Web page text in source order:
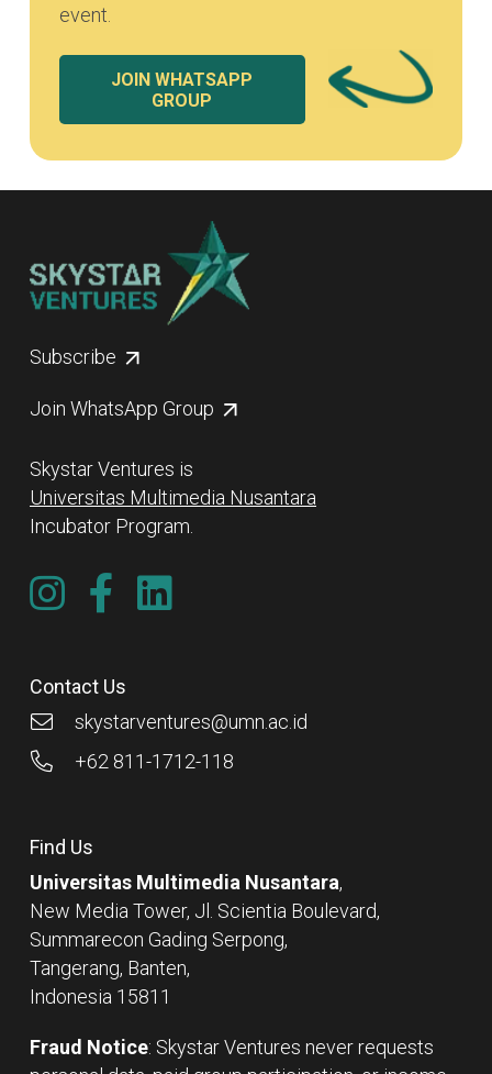
event.
JOIN WHATSAPP
GROUP
Subscribe
Join WhatsApp Group
Skystar Ventures is
Universitas Multimedia Nusantara
Incubator Program.
Contact Us
skystarventures@umn.ac.id
+62 811-1712-118
Find Us
Universitas Multimedia Nusantara,
New Media Tower, Jl. Scientia Boulevard,
Summarecon Gading Serpong,
Tangerang, Banten,
Indonesia 15811
Fraud Notice: Skystar Ventures never requests